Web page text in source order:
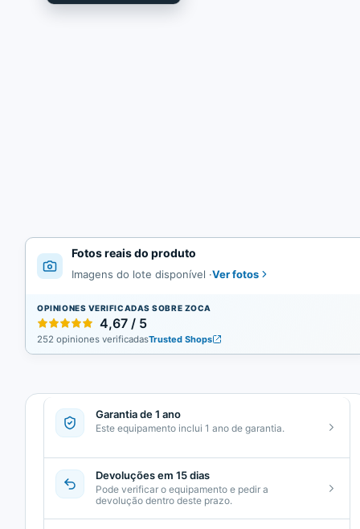
Fotos reais do produto
Imagens do lote disponível ·Ver fotos
OPINIONES VERIFICADAS SOBRE ZOCA
4,67 / 5
252 opiniones verificadasTrusted Shops
Garantia de 1 ano
Este equipamento inclui 1 ano de garantia.
Devoluções em 15 dias
Pode verificar o equipamento e pedir a
devolução dentro deste prazo.